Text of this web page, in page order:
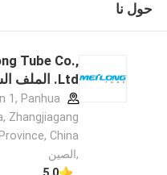
حول نا
Tube Co.,
Ltd. الملف الشركة المصنعة
1, Panhua
Zhangjiagang
China
,الصين